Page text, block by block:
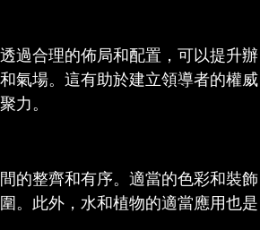
過合理的佈局和配置，可以提升辦
氣場。這有助於建立領導者的權威
力。
的整齊和有序。適當的色彩和裝飾
。此外，水和植物的適當應用也是